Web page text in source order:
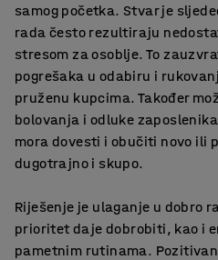
samog početka. Stvar je
rada često rezultiraju
stresom za osoblje. To
pogrešaka u odabiru i
pruženu kupcima. Također
bolovanja i odluke
mora dovesti i obučiti novo ili
dugotrajno i skupo.
Riješenje je ulaganje u dobro
prioritet daje dobrobiti, kao i
pametnim rutinama.